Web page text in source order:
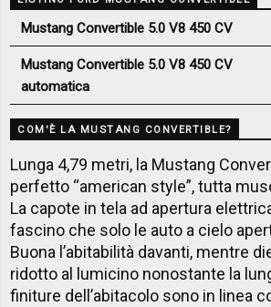
Mustang Convertible 5.0 V8 450 CV
Mustang Convertible 5.0 V8 450 CV
automatica
COM'È LA MUSTANG CONVERTIBLE?
Lunga 4,79 metri, la Mustang
perfetto “american style”, tutta
La capote in tela ad apertura
fascino che solo le auto a cielo
Buona l’abitabilità davanti, mentre
ridotto al lumicino nonostante la
finiture dell’abitacolo sono in linea